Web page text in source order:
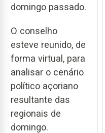
domingo passado.
O conselho
esteve reunido, de
forma virtual, para
analisar o cenário
político açoriano
resultante das
regionais de
domingo.